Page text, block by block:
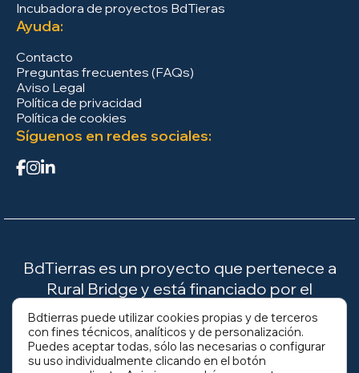
Incubadora de proyectos BdTieras
Ayuda:
Contacto
Preguntas frecuentes (FAQs)
Aviso Legal
Política de privacidad
Política de cookies
Síguenos en redes sociales:
BdTierras es un proyecto que pertenece a
Rural Bridge y está financiado por el
Ministerio para la Transición Ecológica y el
Reto Demográfico (MITECO).
Bdtierras puede utilizar cookies propias y de terceros
con fines técnicos, analíticos y de personalización.
Puedes aceptar todas, sólo las necesarias o configurar
su uso individualmente clicando en el botón